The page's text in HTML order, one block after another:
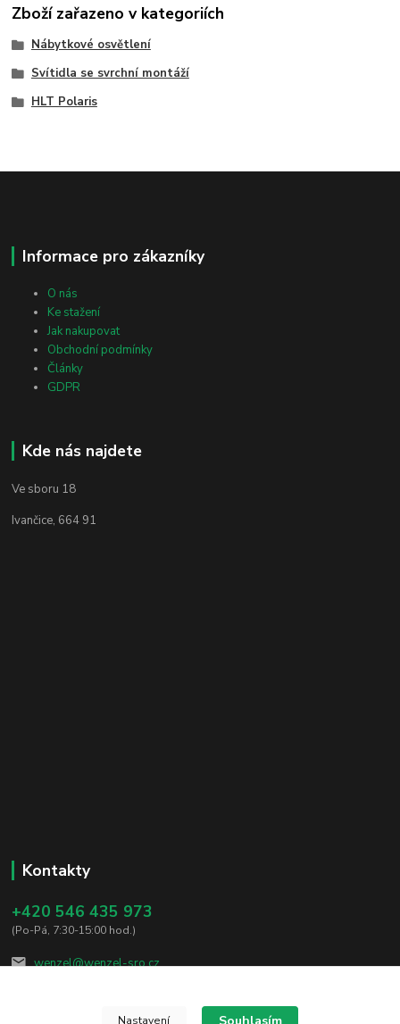
Zboží zařazeno v kategoriích
Nábytkové osvětlení
Svítidla se svrchní montáží
HLT Polaris
Informace pro zákazníky
O nás
Ke stažení
Jak nakupovat
Obchodní podmínky
Články
GDPR
Kde nás najdete
Ve sboru 18
Ivančice, 664 91
Kontakty
+420 546 435 973
(Po-Pá, 7:30-15:00 hod.)
wenzel@wenzel-sro.cz
Nastavení